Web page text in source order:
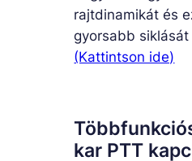
rajtdinamikát és
gyorsabb
(Kattintson ide)
kar PTT